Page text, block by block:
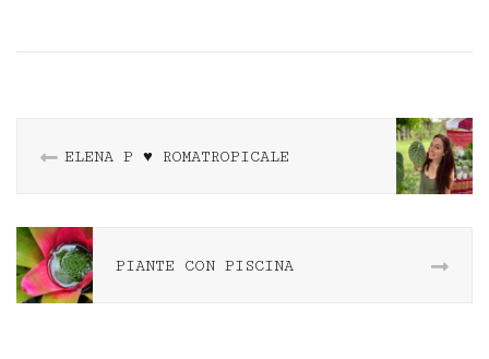
ELENA P ♥️ ROMATROPICALE
PIANTE CON PISCINA